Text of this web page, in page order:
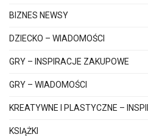
BIZNES NEWSY
DZIECKO – WIADOMOŚCI
GRY – INSPIRACJE ZAKUPOWE
GRY – WIADOMOŚCI
KREATYWNE I PLASTYCZNE –
KSIĄŻKI